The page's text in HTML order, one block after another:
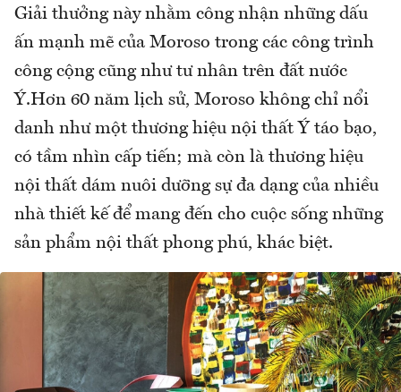
Giải thưởng này nhằm công nhận những dấu
ấn mạnh mẽ của Moroso trong các công trình
công cộng cũng như tư nhân trên đất nước
Ý.Hơn 60 năm lịch sử, Moroso không chỉ nổi
danh như một thương hiệu nội thất Ý táo bạo,
có tầm nhìn cấp tiến; mà còn là thương hiệu
nội thất dám nuôi dưỡng sự đa dạng của nhiều
nhà thiết kế để mang đến cho cuộc sống những
sản phẩm nội thất phong phú, khác biệt.